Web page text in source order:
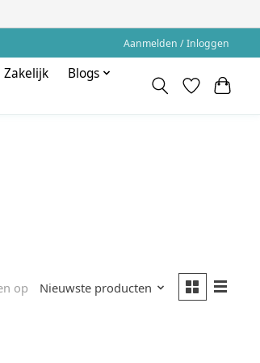
Aanmelden / Inloggen
Zakelijk
Blogs
op Nieuwste producten